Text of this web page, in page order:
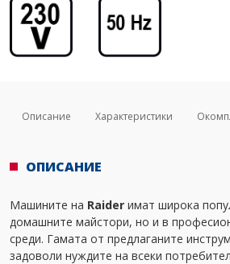
Описание Характеристики
ОПИСАНИЕ
Машините на Raider имат широка
домашните майстори, но и в
среди. Гамата от предлаганите
задоволи нуждите на всеки